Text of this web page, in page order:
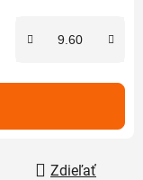
Zdieľať